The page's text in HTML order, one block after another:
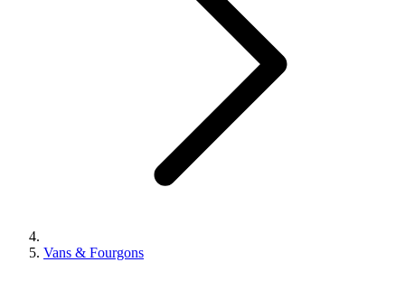
Vans & Fourgons